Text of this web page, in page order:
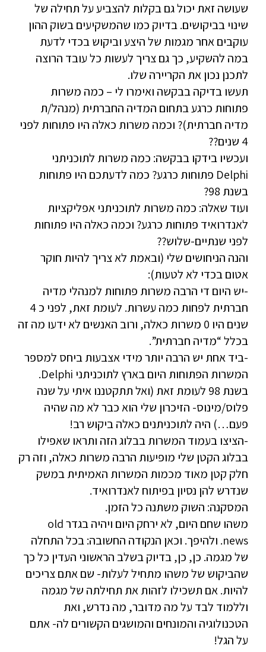
שעושה זאת יכול גם בקלות להצביע על תחילה של
שינוי בביקושים. בדיוק כמו שהמשקיעים בשוק ההון
עוקבים אחר מגמות של היצע וביקוש בכדי לדעת
במה להשקיע, כך גם צריך לעשות כל עובד הרוצה
לתכנן נכון את הקריירה שלו.
תעשו בדיקה בבקשה ואימרו לי – כמה משרות
פתוחות כרגע בתחום המדיה החברתית (מנהל/ת
מדיה חברתית)? וכמה משרות כאלה היו פתוחות לפני
4 שנים??
ועכשיו בידקו בבקשה: כמה משרות לתוכניתני
Delphi פתוחות כרגע? כמה לדעתכם היו פתוחות
בשנת 98?
ועוד שאלה: כמה משרות לתוכניתני אפליקציות
לאנדרואיד פתוחות כרגע? וכמה כאלה היו פתוחות
לפני שנתיים-שלוש??
והנה הניחושים שלי (ובאמת לא צריך להיות חוקר
אטום בכדי לא לטעות):
-יש היום די הרבה משרות פתוחות למנהלי מדיה
חברתית לפחות כמה עשרות. לעומת זאת, לפני כ 4
שנים היו 0 משרות כאלה, ורוב האנשים לא ידעו מה זה
בכלל “מדיה חברתית”.
-ביד אחת יש הרבה יותר מידי אצבעות ביחס למספר
המשרות הפתוחות היום בארץ לתוכניתני Delphi.
בשנת 98 לעומת זאת (ואל תתקטננו איתי על שנה
פלוס/מינוס- הזיכרון שלי הוא כבר לא מה שהיה
פעם…) היה לתוכניתנים כאלה ביקוש רב!
-הציצו בעמוד המשרות בבלוג הזה ותראו שאפילו
בבלוג הקטן שלי מופיעות הרבה משרות כאלה, וזה רק
חלק קטן מאוד מכמות המשרות האמיתית במשק
שנדרש להן נסיון בפיתוח לאנדרואיד.
המסקנה: השוק משתנה כל הזמן.
משהו שחם היום, לא ירחק היום ויהיה בגדר old
news. ולהיפך. וכאן הנקודה החשובה: בכל התחלה
של מגמה. כן, כן, בדיוק בשלב הראשוני העדין כל כך
שהביקוש של משהו מתחיל לעלות- שם אתם צריכים
להיות. אם תשכילו לזהות את תחילתה של מגמה
וללמוד לבד על מה מדובר, מה נדרש, ואת
הטכנולוגיה והמונחים והמושגים הקשורים לה- אתם
על הגל!